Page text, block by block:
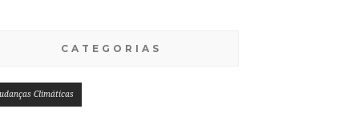
CATEGORIAS
Climáticas